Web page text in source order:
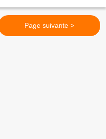
Page suivante >